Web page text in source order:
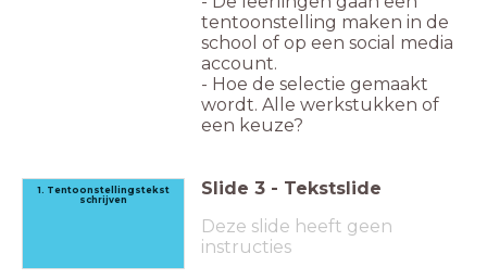
tentoonstelling maken in de
school of op een social media
account.
- Hoe de selectie gemaakt
wordt. Alle werkstukken of
een keuze?
1. Tentoonstellingstekst
schrijven
Slide 3 - Tekstslide
Deze slide heeft geen
instructies